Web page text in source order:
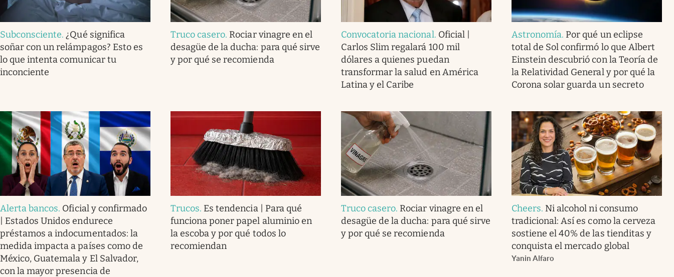
Subconsciente. ¿Qué significa
soñar con un relámpagos? Esto es
lo que intenta comunicar tu
inconciente
Truco casero. Rociar vinagre en el
desagüe de la ducha: para qué sirve
y por qué se recomienda
Convocatoria nacional. Oficial |
Carlos Slim regalará 100 mil
dólares a quienes puedan
transformar la salud en América
Latina y el Caribe
Astronomía. Por qué un eclipse
total de Sol confirmó lo que Albert
Einstein descubrió con la Teoría de
la Relatividad General y por qué la
Corona solar guarda un secreto
Alerta bancos. Oficial y confirmado
| Estados Unidos endurece
préstamos a indocumentados: la
medida impacta a países como de
México, Guatemala y El Salvador,
con la mayor presencia de
Trucos. Es tendencia | Para qué
funciona poner papel aluminio en
la escoba y por qué todos lo
recomiendan
Truco casero. Rociar vinagre en el
desagüe de la ducha: para qué sirve
y por qué se recomienda
Cheers. Ni alcohol ni consumo
tradicional: Así es como la cerveza
sostiene el 40% de las tienditas y
conquista el mercado global
Yanin Alfaro